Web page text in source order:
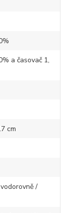
a časovač 1,
cm
/